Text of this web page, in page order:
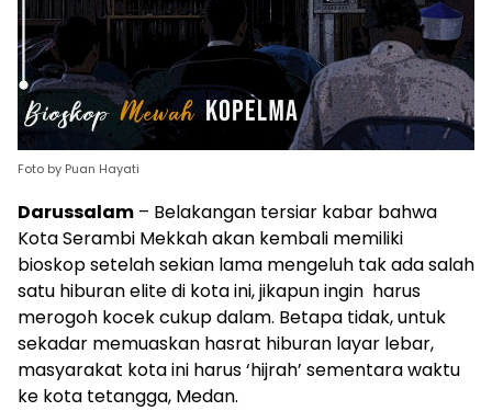
Foto by Puan Hayati
Darussalam – Belakangan tersiar kabar bahwa
Kota Serambi Mekkah akan kembali memiliki
bioskop setelah sekian lama mengeluh tak ada salah
satu hiburan elite di kota ini, jikapun ingin harus
merogoh kocek cukup dalam. Betapa tidak, untuk
sekadar memuaskan hasrat hiburan layar lebar,
masyarakat kota ini harus ‘hijrah’ sementara waktu
ke kota tetangga, Medan.